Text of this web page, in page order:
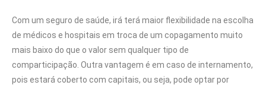
Com um seguro de saúde, irá terá maior flexibilidade na escolha
de médicos e hospitais em troca de um copagamento muito
mais baixo do que o valor sem qualquer tipo de
comparticipação. Outra vantagem é em caso de internamento,
pois estará coberto com capitais, ou seja, pode optar por